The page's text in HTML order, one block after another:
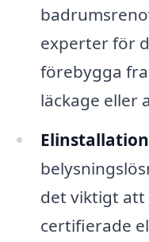
experter för
förebygga
läckage eller
det viktigt
certifierade